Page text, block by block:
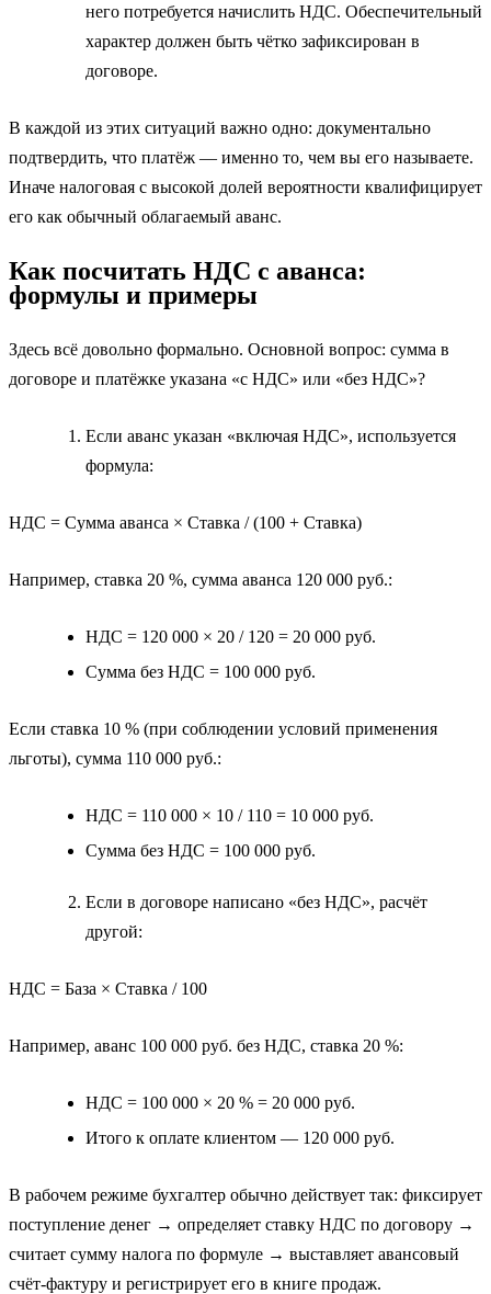
него потребуется начислить НДС. Обеспечительный
характер должен быть чётко зафиксирован в
договоре.
В каждой из этих ситуаций важно одно: документально
подтвердить, что платёж — именно то, чем вы его называете.
Иначе налоговая с высокой долей вероятности квалифицирует
его как обычный облагаемый аванс.
Как посчитать НДС с аванса:
формулы и примеры
Здесь всё довольно формально. Основной вопрос: сумма в
договоре и платёжке указана «с НДС» или «без НДС»?
Если аванс указан «включая НДС», используется
формула:
НДС = Сумма аванса × Ставка / (100 + Ставка)
Например, ставка 20 %, сумма аванса 120 000 руб.:
НДС = 120 000 × 20 / 120 = 20 000 руб.
Сумма без НДС = 100 000 руб.
Если ставка 10 % (при соблюдении условий применения
льготы), сумма 110 000 руб.:
НДС = 110 000 × 10 / 110 = 10 000 руб.
Сумма без НДС = 100 000 руб.
Если в договоре написано «без НДС», расчёт
другой:
НДС = База × Ставка / 100
Например, аванс 100 000 руб. без НДС, ставка 20 %:
НДС = 100 000 × 20 % = 20 000 руб.
Итого к оплате клиентом — 120 000 руб.
В рабочем режиме бухгалтер обычно действует так: фиксирует
поступление денег → определяет ставку НДС по договору →
считает сумму налога по формуле → выставляет авансовый
счёт‑фактуру и регистрирует его в книге продаж.